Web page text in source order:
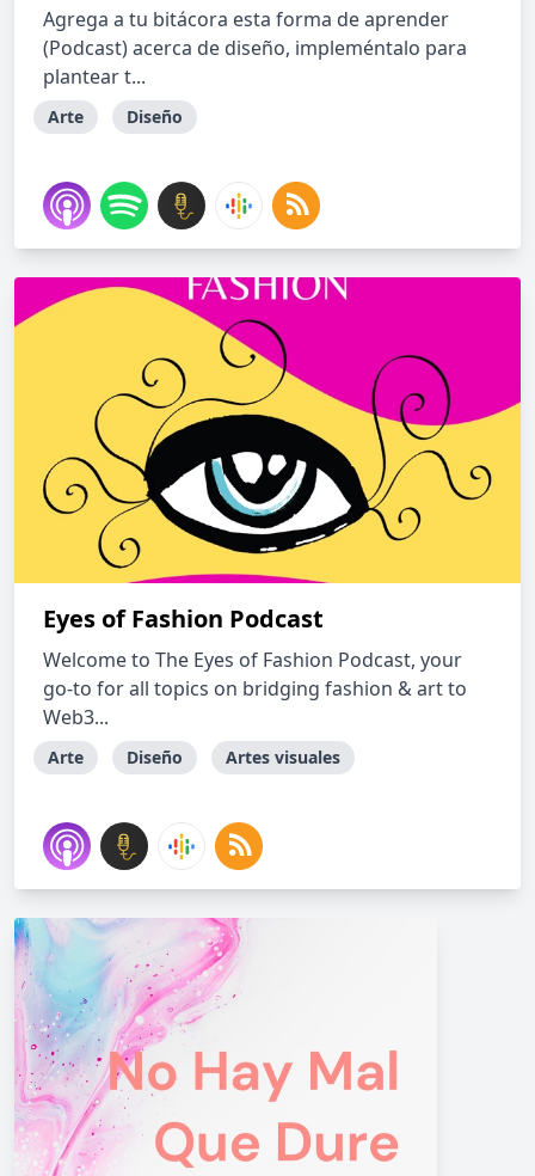
Agrega a tu bitácora esta forma de aprender
(Podcast) acerca de diseño, impleméntalo para
plantear t...
Arte Diseño
Eyes of Fashion Podcast
Welcome to The Eyes of Fashion Podcast, your
go-to for all topics on bridging fashion & art to
Web3...
Arte Diseño Artes visuales